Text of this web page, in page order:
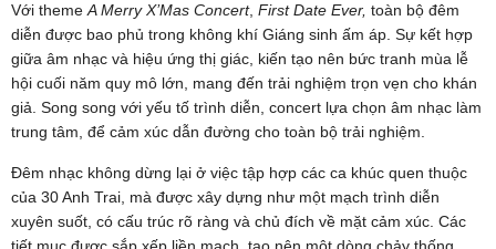
Với themeA Merry X’Mas Concert, First Date Ever, toàn bộ đêm
diễn được bao phủ trong không khí Giáng sinh ấm áp. Sự kết hợp
giữa âm nhạc và hiệu ứng thị giác, kiến tạo nên bức tranh mùa lễ
hội cuối năm quy mô lớn, mang đến trải nghiệm trọn vẹn cho khán
giả. Song song với yếu tố trình diễn, concert lựa chọn âm nhạc làm
trung tâm, để cảm xúc dẫn đường cho toàn bộ trải nghiệm.
Đêm nhạc không dừng lại ở việc tập hợp các ca khúc quen thuộc
của 30 Anh Trai, mà được xây dựng như một mạch trình diễn
xuyên suốt, có cấu trúc rõ ràng và chủ đích về mặt cảm xúc. Các